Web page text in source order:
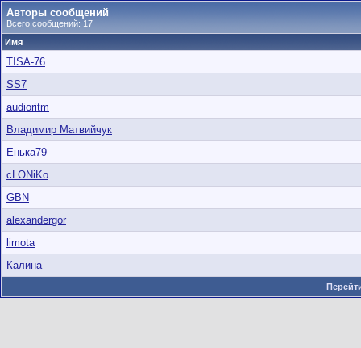
Авторы сообщений
Всего сообщений: 17
Имя
TISA-76
SS7
audioritm
Владимир Матвийчук
Енька79
cLONiKo
GBN
alexandergor
limota
Калина